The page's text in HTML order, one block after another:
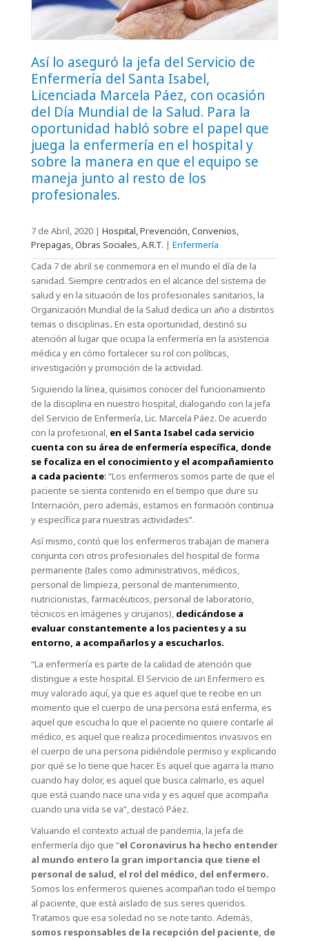
Así lo aseguró la jefa del Servicio de
Enfermería del Santa Isabel,
Licenciada Marcela Páez, con ocasión
del Día Mundial de la Salud. Para la
oportunidad habló sobre el papel que
juega la enfermería en el hospital y
sobre la manera en que el equipo se
maneja junto al resto de los
profesionales.
7 de Abril, 2020 | Hospital, Prevención, Convenios,
Prepagas, Obras Sociales, A.R.T. | Enfermería
Cada 7 de abril se conmemora en el mundo el día de la
sanidad. Siempre centrados en el alcance del sistema de
salud y en la situación de los profesionales sanitarios, la
Organización Mundial de la Salud dedica un año a distintos
temas o disciplinas. En esta oportunidad, destinó su
atención al lugar que ocupa la enfermería en la asistencia
médica y en cómo fortalecer su rol con políticas,
investigación y promoción de la actividad.
Siguiendo la línea, quisimos conocer del funcionamiento
de la disciplina en nuestro hospital, dialogando con la jefa
del Servicio de Enfermería, Lic. Marcela Páez. De acuerdo
con la profesional, en el Santa Isabel cada servicio
cuenta con su área de enfermería específica, donde
se focaliza en el conocimiento y el acompañamiento
a cada paciente: “Los enfermeros somos parte de que el
paciente se sienta contenido en el tiempo que dure su
Internación, pero además, estamos en formación continua
y específica para nuestras actividades”.
Así mismo, contó que los enfermeros trabajan de manera
conjunta con otros profesionales del hospital de forma
permanente (tales como administrativos, médicos,
personal de limpieza, personal de mantenimiento,
nutricionistas, farmacéuticos, personal de laboratorio,
técnicos en imágenes y cirujanos), dedicándose a
evaluar constantemente a los pacientes y a su
entorno, a acompañarlos y a escucharlos.
“La enfermería es parte de la calidad de atención que
distingue a este hospital. El Servicio de un Enfermero es
muy valorado aquí, ya que es aquel que te recibe en un
momento que el cuerpo de una persona está enferma, es
aquel que escucha lo que el paciente no quiere contarle al
médico, es aquel que realiza procedimientos invasivos en
el cuerpo de una persona pidiéndole permiso y explicando
por qué se lo tiene que hacer. Es aquel que agarra la mano
cuando hay dolor, es aquel que busca calmarlo, es aquel
que está cuando nace una vida y es aquel que acompaña
cuando una vida se va”, destacó Páez.
Valuando el contexto actual de pandemia, la jefa de
enfermería dijo que “el Coronavirus ha hecho entender
al mundo entero la gran importancia que tiene el
personal de salud, el rol del médico, del enfermero.
Somos los enfermeros quienes acompañan todo el tiempo
al paciente, que está aislado de sus seres queridos.
Tratamos que esa soledad no se note tanto. Además,
somos responsables de la recepción del paciente, de